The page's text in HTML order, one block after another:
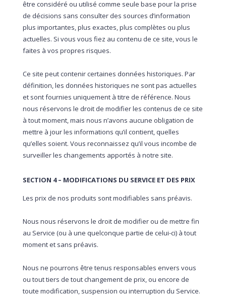
être considéré ou utilisé comme seule base pour la prise
de décisions sans consulter des sources d’information
plus importantes, plus exactes, plus complètes ou plus
actuelles. Si vous vous fiez au contenu de ce site, vous le
faites à vos propres risques.
Ce site peut contenir certaines données historiques. Par
définition, les données historiques ne sont pas actuelles
et sont fournies uniquement à titre de référence. Nous
nous réservons le droit de modifier les contenus de ce site
à tout moment, mais nous n’avons aucune obligation de
mettre à jour les informations qu’il contient, quelles
qu’elles soient. Vous reconnaissez qu’il vous incombe de
surveiller les changements apportés à notre site.
SECTION 4 – MODIFICATIONS DU SERVICE ET DES PRIX
Les prix de nos produits sont modifiables sans préavis.
Nous nous réservons le droit de modifier ou de mettre fin
au Service (ou à une quelconque partie de celui-ci) à tout
moment et sans préavis.
Nous ne pourrons être tenus responsables envers vous
ou tout tiers de tout changement de prix, ou encore de
toute modification, suspension ou interruption du Service.